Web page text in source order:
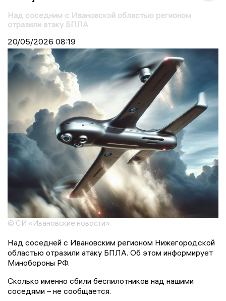
Над соседним с Ивановской областью регионом
отразили атаку БПЛА
20/05/2026 08:19
© СИ «Ивановские новости»
Над соседней с Ивановским регионом Нижегородской
областью отразили атаку БПЛА. Об этом информирует
Минобороны РФ.
Сколько именно сбили беспилотников над нашими
соседями – не сообщается.